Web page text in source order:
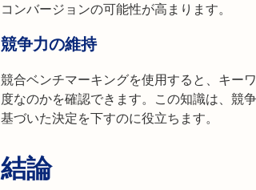
コンバージョンの可能性が高まります。
競争力の維持
競合ベンチマーキングを使用すると、キー
度なのかを確認できます。この知識は、競
基づいた決定を下すのに役立ちます。
結論